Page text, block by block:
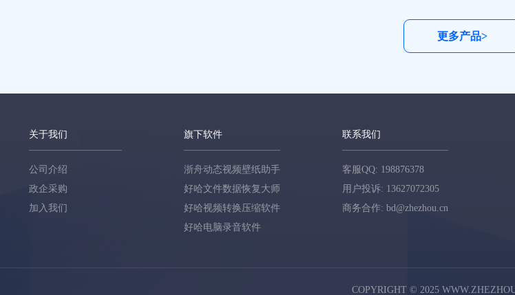
更多产品>
关于我们
公司介绍
政企采购
加入我们
旗下软件
浙舟动态视频壁纸助手
好哈文件数据恢复大师
好哈视频转换压缩软件
好哈电脑录音软件
联系我们
客服QQ: 198876378
用户投诉: 13627072305
商务合作: bd@zhezhou.cn
COPYRIGHT © 2025